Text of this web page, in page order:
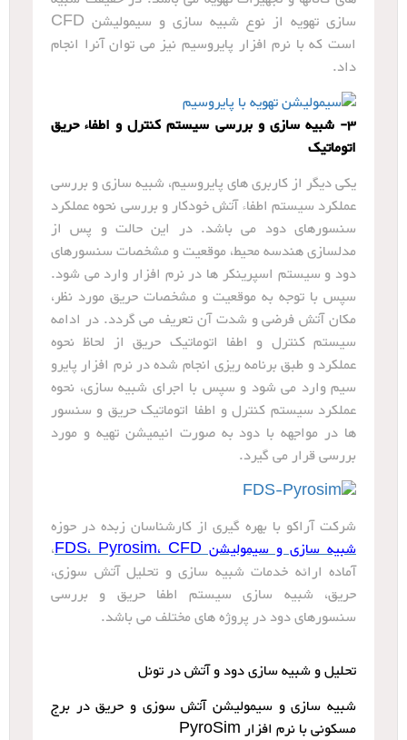
سازی تهویه از نوع شبیه سازی و سیمولیشن CFD
است که با نرم افزار پایروسیم نیز می توان آنرا انجام
داد.
3- شبیه سازی و بررسی سیستم کنترل و اطفاء حریق
اتوماتیک
یکی دیگر از کاربری های پایروسیم، شبیه سازی و بررسی
عملکرد سیستم اطفاء آتش خودکار و بررسی نحوه عملکرد
سنسورهای دود می باشد. در این حالت و پس از
مدلسازی هندسه محیط، موقعیت و مشخصات سنسورهای
دود و سیستم اسپرینکر ها در نرم افزار وارد می شود.
سپس با توجه به موقعیت و مشخصات حریق مورد نظر،
مکان آتش فرضی و شدت آن تعریف می گردد. در ادامه
سیستم کنترل و اطفا اتوماتیک حریق از لحاظ نحوه
عملکرد و طبق برنامه ریزی انجام شده در نرم افزار پایرو
سیم وارد می شود و سپس با اجرای شبیه سازی، نحوه
عملکرد سیستم کنترل و اطفا اتوماتیک حریق و سنسور
ها در مواجهه با دود به صورت انیمیشن تهیه و مورد
بررسی قرار می گیرد.
شرکت آراکو با بهره گیری از کارشناسان زبده در حوزه
شبیه سازی و سیمولیشن FDS، Pyrosim، CFD
،
آماده ارائه خدمات شبیه سازی و تحلیل آتش سوزی،
حریق، شبیه سازی سیستم اطفا حریق و بررسی
سنسورهای دود در پروژه های مختلف می باشد.
تحلیل و شبیه سازی دود و آتش در تونل
شبیه سازی و سیمولیشن آتش سوزی و حریق در برج
مسکونی با نرم افزار PyroSim